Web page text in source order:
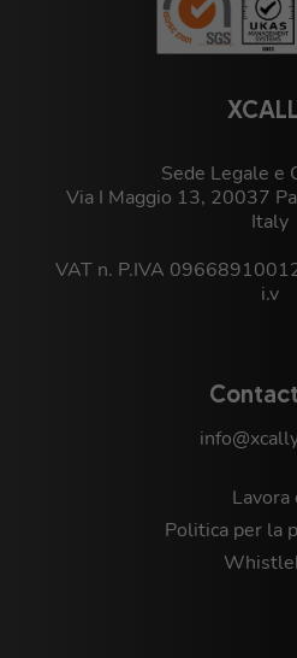
Sede Legale e
Via I Maggio 13, 20037
Italy
VAT n. P.IVA
i.v
Lavora
Politica per la